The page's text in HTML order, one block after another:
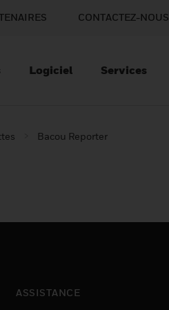
CONTACTEZ-NOUS
Logiciel Services
Bacou Reporter
ASSISTANCE